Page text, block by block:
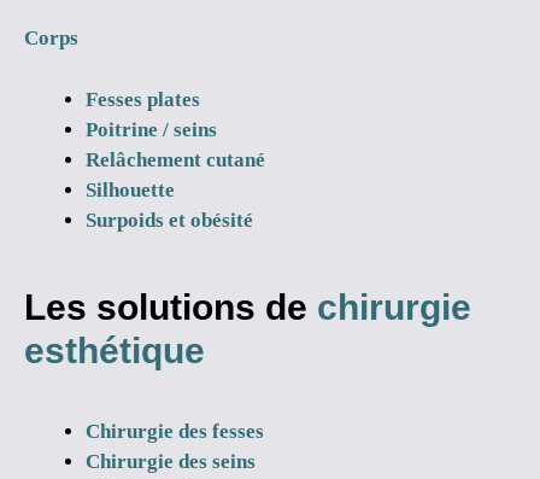
Corps
Fesses plates
Poitrine / seins
Relâchement cutané
Silhouette
Surpoids et obésité
Les solutions de chirurgie
esthétique
Chirurgie des fesses
Chirurgie des seins